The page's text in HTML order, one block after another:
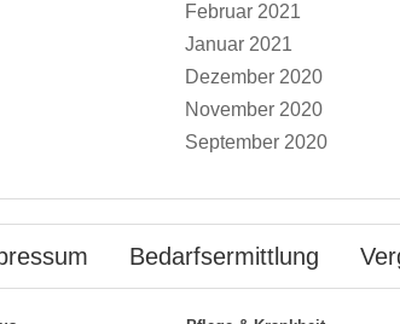
Februar 2021
Januar 2021
Dezember 2020
November 2020
September 2020
Bedarfsermittlung